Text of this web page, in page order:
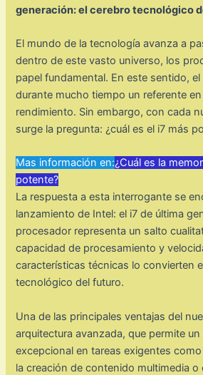
generación: el cerebro tecnológico
El mundo de la tecnología avanza a
dentro de este vasto universo, los
papel fundamental. En este sentido,
durante mucho tiempo un referente
rendimiento. Sin embargo, con cada
surge la pregunta: ¿cuál es el i7 más
Mas información en:¿Cuál es la
potente?
La respuesta a esta interrogante se
lanzamiento de Intel: el i7 de última
procesador representa un salto
capacidad de procesamiento y
características técnicas lo convierten
tecnológico del futuro.
Una de las principales ventajas del
arquitectura avanzada, que permite
excepcional en tareas exigentes
la creación de contenido multimedia o